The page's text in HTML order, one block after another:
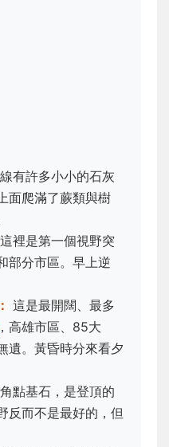
有許多小小的石灰
面爬滿了蕨類與樹
這裡是第一個視野突
部分市區。早上逆
這是最開闊、最多
，高雄市區、85大
遺。黃昏時分來看夕
點基石，是登頂的
反而不是最好的，但